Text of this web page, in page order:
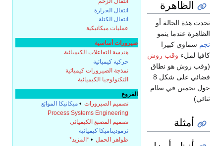
انتقال الحرارة
انتقال الكتلة
عمليات ميكانيكية
صيرورات أساسية
هندسة التفاعلات الكيميائية
حركية كيميائية
نمذجة الصيرورات كيميائية
التكنولوجيا الكيميائية
الفروع
•ميكانيكا الموائع
Process Systems Engineering
تصميم المصنع الكيميائي
ثرموديناميكا كيميائية
ظواهر الحمل
*المزيد*
أو
ينمو
روش
نطاق
فضائي على شكل 8
نظام